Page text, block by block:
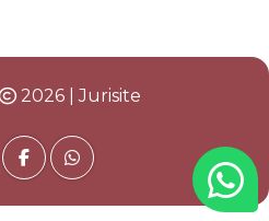
2026 | Jurisite